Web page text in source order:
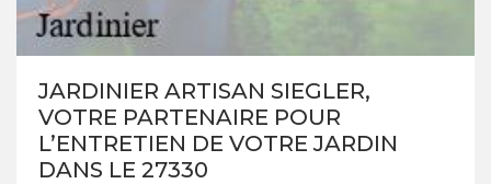
JARDINIER ARTISAN SIEGLER,
VOTRE PARTENAIRE POUR
L’ENTRETIEN DE VOTRE JARDIN
DANS LE 27330